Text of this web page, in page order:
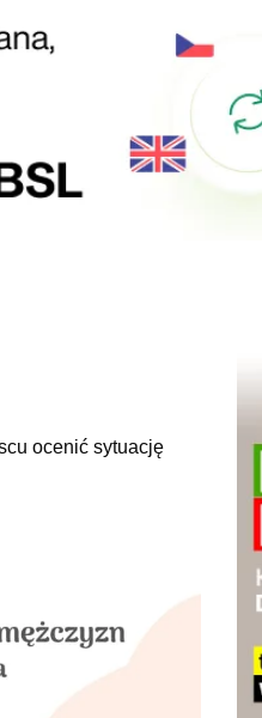
ocenić sytuację